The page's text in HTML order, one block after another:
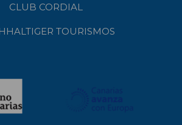
CLUB CORDIAL
TOURISMOS